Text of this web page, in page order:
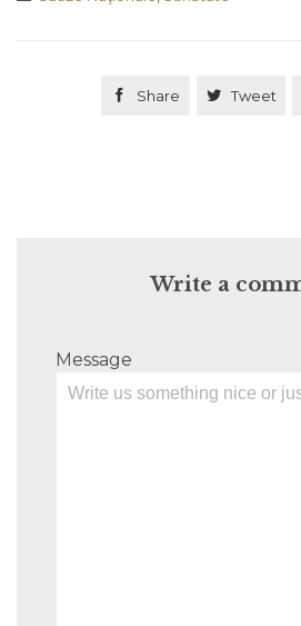
 Share  Tweet
Write a
Message